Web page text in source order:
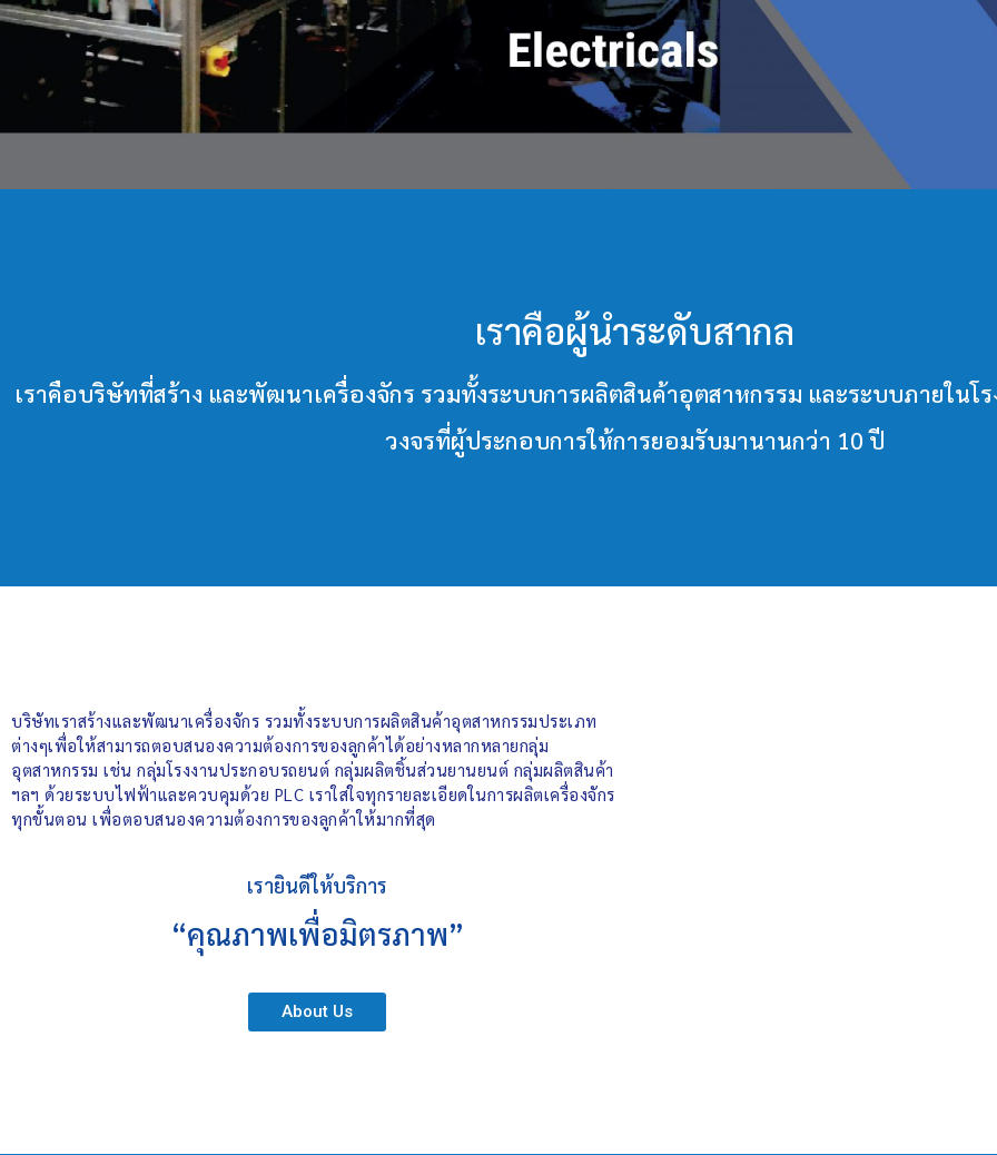
เราคือผู้นำระดับสากล
เราคือบริษัทที่สร้าง และพัฒนาเครื่องจักร รวมทั้งระบบการผลิตสินค้าอุตสาหกรรม และระบบภายในโ
วงจรที่ผู้ประกอบการให้การยอมรับมานานกว่า 10 ปี
บริษัทเราสร้างและพัฒนาเครื่องจักร รวมทั้งระบบการผลิตสินค้าอุตสาหกรรมประเภท
ต่างๆเพื่อให้สามารถตอบสนองความต้องการของลูกค้าได้อย่างหลากหลายกลุ่ม
อุตสาหกรรม เช่น กลุ่มโรงงานประกอบรถยนต์ กลุ่มผลิตชิ้นส่วนยานยนต์ กลุ่มผลิตสินค้า
ฯลฯ ด้วยระบบไฟฟ้าและควบคุมด้วย PLC เราใส่ใจทุกรายละเอียดในการผลิตเครื่องจักร
ทุกขั้นตอน เพื่อตอบสนองความต้องการของลูกค้าให้มากที่สุด
เรายินดีให้บริการ
“คุณภาพเพื่อมิตรภาพ”
About Us